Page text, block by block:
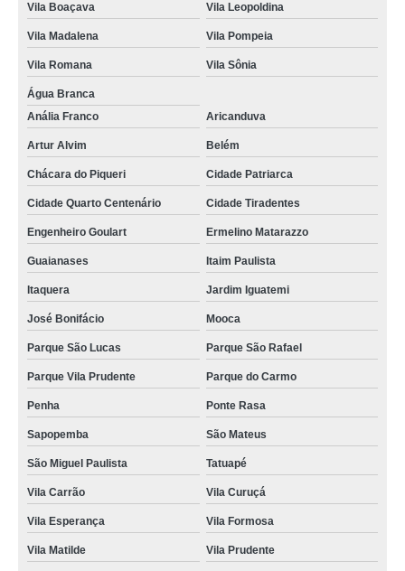
Vila Boaçava Vila Leopoldina
Vila Madalena Vila Pompeia
Vila Romana Vila Sônia
Água Branca
Anália Franco
Aricanduva
Artur Alvim Belém
Chácara do Piqueri Cidade Patriarca
Cidade Quarto Centenário Cidade Tiradentes
Engenheiro Goulart Ermelino Matarazzo
Guaianases Itaim Paulista
Itaquera Jardim Iguatemi
José Bonifácio Mooca
Parque São Lucas Parque São Rafael
Parque Vila Prudente Parque do Carmo
Penha Ponte Rasa
Sapopemba São Mateus
São Miguel Paulista Tatuapé
Vila Carrão Vila Curuçá
Vila Esperança Vila Formosa
Vila Matilde Vila Prudente